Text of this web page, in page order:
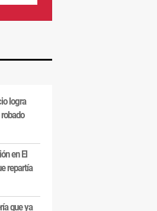
logra
en El
repartía
que ya